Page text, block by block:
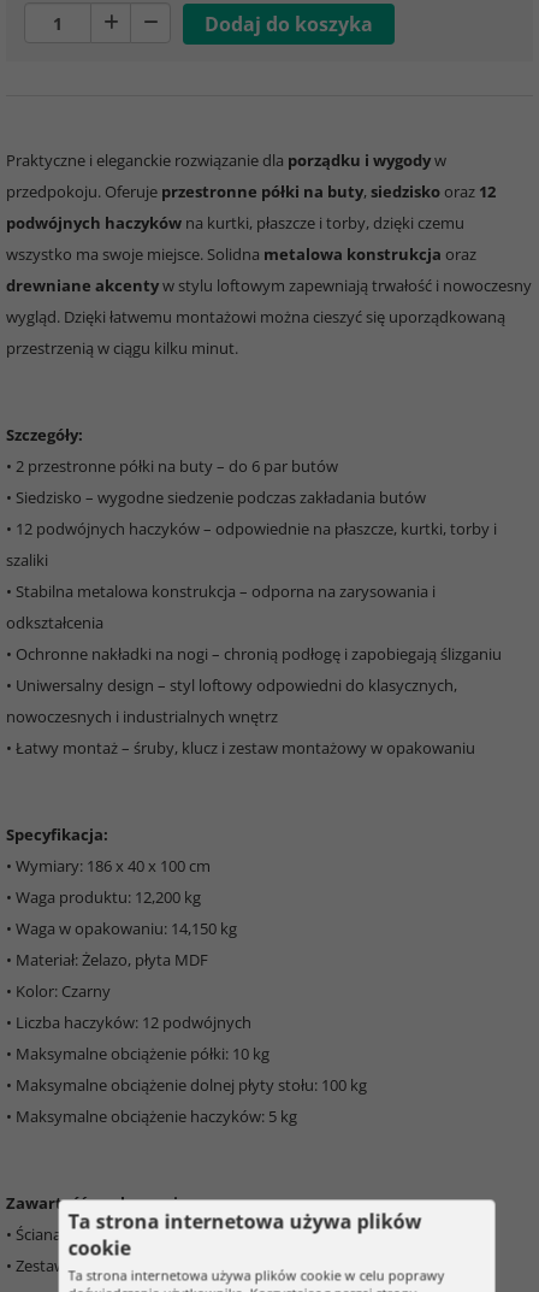
Praktyczne i eleganckie rozwiązanie dla porządku i wygodyw
przedpokoju. Oferuje przestronne półki na buty,siedzisko oraz 12
podwójnych haczyków na kurtki, płaszcze i torby, dzięki czemu
wszystko ma swoje miejsce. Solidna metalowa konstrukcja oraz
drewniane akcentyw stylu loftowym zapewniają trwałość i nowoczesny
wygląd. Dzięki łatwemu montażowi można cieszyć się uporządkowaną
przestrzenią w ciągu kilku minut.
Szczegóły:
• 2 przestronne półki na buty – do 6 par butów
• Siedzisko – wygodne siedzenie podczas zakładania butów
• 12 podwójnych haczyków – odpowiednie na płaszcze, kurtki, torby i
szaliki
• Stabilna metalowa konstrukcja – odporna na zarysowania i
odkształcenia
• Ochronne nakładki na nogi – chronią podłogę i zapobiegają ślizganiu
• Uniwersalny design – styl loftowy odpowiedni do klasycznych,
nowoczesnych i industrialnych wnętrz
• Łatwy montaż – śruby, klucz i zestaw montażowy w opakowaniu
Specyfikacja:
• Wymiary: 186 x 40 x 100 cm
• Waga produktu: 12,200 kg
• Waga w opakowaniu: 14,150 kg
• Materiał: Żelazo, płyta MDF
• Kolor: Czarny
• Liczba haczyków: 12 podwójnych
• Maksymalne obciążenie półki: 10 kg
• Maksymalne obciążenie dolnej płyty stołu: 100 kg
• Maksymalne obciążenie haczyków: 5 kg
Zawartość opakowania:
• Ściana przedpokoju z półkami i wieszakami
• Zestaw montażowy
Ta strona internetowa używa plików
cookie
Ta strona internetowa używa plików cookie w celu poprawy